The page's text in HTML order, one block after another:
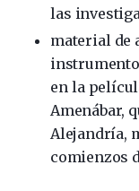
las
material de
en la
Amenábar,
Alejandría,
comienzos